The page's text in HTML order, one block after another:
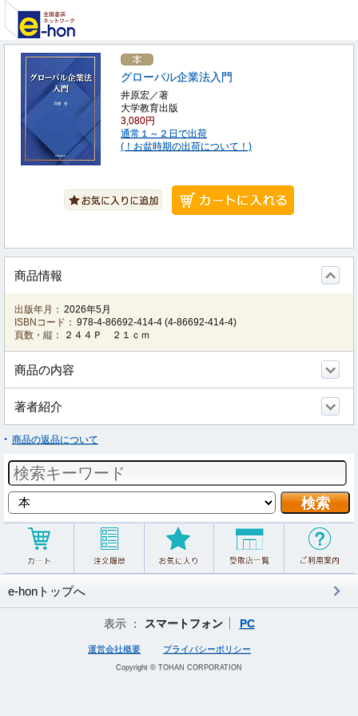
グローバル企業法入門
井原宏／著
大学教育出版
3,080円
通常１～２日で出荷
(！お盆時期の出荷について！)
商品情報
出版年月： 2026年5月
ISBNコード： 978-4-86692-414-4 (4-86692-414-4)
頁数・縦：
２４４Ｐ ２１ｃｍ
商品の内容
著者紹介
商品の返品について
e-honトップへ
表示 ： スマートフォン PC
運営会社概要 プライバシーポリシー
Copyright © TOHAN CORPORATION